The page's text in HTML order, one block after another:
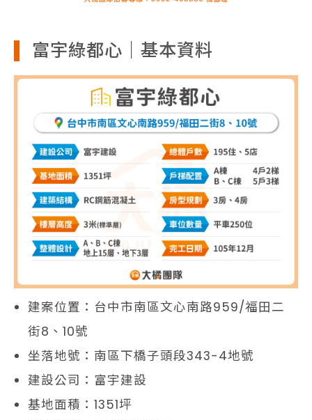
富宇綠都心｜基本資料
建案位置：台中市南區文心南路959/福田二
街8、10號
坐落地號：南區下橋子頭段343-4地號
建設公司：富宇建設
基地面積：1351坪